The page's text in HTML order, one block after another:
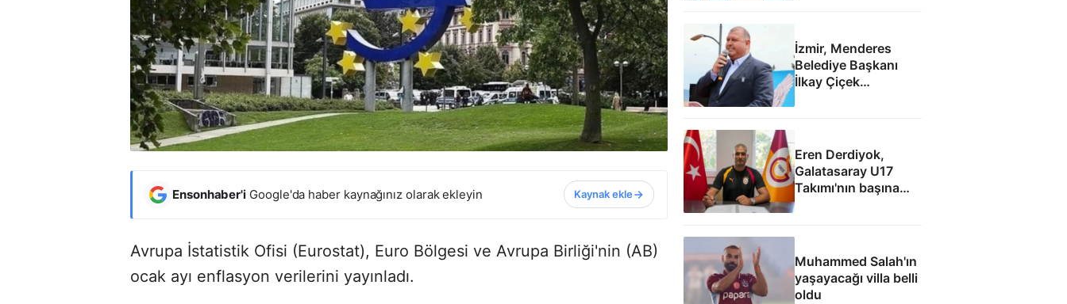
Ensonhaber'i Google'da haber kaynağınız olarak ekleyin Kaynak ekle
Avrupa İstatistik Ofisi (Eurostat), Euro Bölgesi ve Avrupa Birliği'nin (AB)
ocak ayı enflasyon verilerini yayınladı.
İzmir, Menderes
Belediye Başkanı
İlkay Çiçek
Eren Derdiyok,
Galatasaray U17
Takımı'nın başına
geçti
Muhammed Salah'ın
yaşayacağı villa belli
oldu